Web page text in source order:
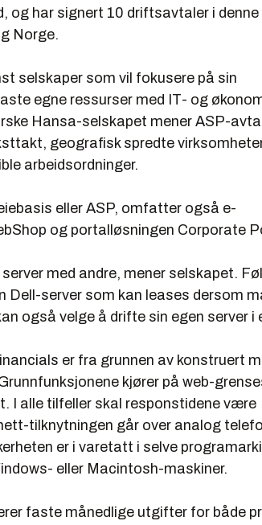
og har signert 10 driftsavtaler i denne
Norge.
selskaper som vil fokusere på sin
egne ressurser med IT- og
Hansa-selskapet mener ASP-
geografisk spredte
arbeidsordninger.
eller ASP, omfatter også e-
og portalløsningen Corporate
med andre, mener selskapet.
Dell-server som kan leases dersom
også velge å drifte sin egen server i
er fra grunnen av konstruert
kjører på web-
I alle tilfeller skal responstidene være
tilknytningen går over analog
er i varetatt i selve
eller Macintosh-maskiner.
faste månedlige utgifter for både